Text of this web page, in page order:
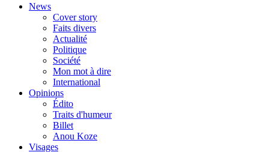
News
Cover story
Faits divers
Actualité
Politique
Société
Mon mot à dire
International
Opinions
Édito
Traits d'humeur
Billet
Anou Koze
Visages